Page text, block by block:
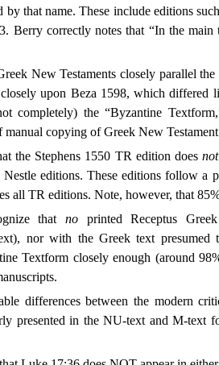
by that name. These include editions
Berry correctly notes that “In the
New Testaments closely parallel
upon Beza 1598, which differed
completely) the “Byzantine
copying of Greek New
the Stephens 1550 TR edition doesnot
Nestle editions. These editions follow a
all TR editions. Note, however, that
that noprinted Receptus
nor with the Greek text
tine Textform closely enough (around
differences between the modern
presented in the NU-text and M-text